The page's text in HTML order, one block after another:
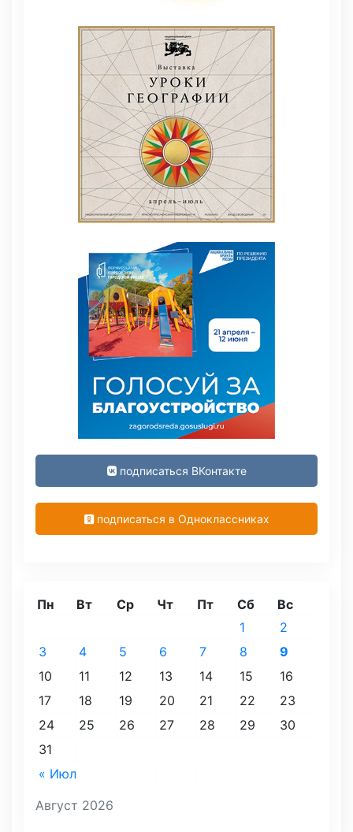
подписаться ВКонтакте
подписаться в Одноклассниках
Август 2026
Пн Вт Ср Чт Пт Сб Вс
« Июл
1
2
3
4 5 6 7 8
9
10
11 12 13 14 15
16
17
18 19 20 21 22
23
24
25 26 27 28 29
30
31